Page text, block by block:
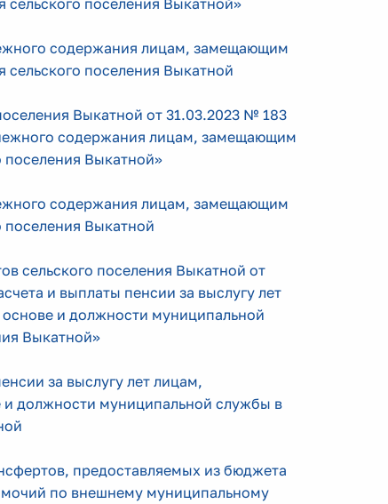
поселения Выкатной»
содержания лицам, замещающим
поселения Выкатной
Выкатной от 31.03.2023 № 183
содержания лицам, замещающим
Выкатной»
содержания лицам, замещающим
Выкатной
сельского поселения Выкатной от
и выплаты пенсии за выслугу лет
и должности муниципальной
Выкатной»
за выслугу лет лицам,
должности муниципальной службы в
предоставляемых из бюджета
по внешнему муниципальному